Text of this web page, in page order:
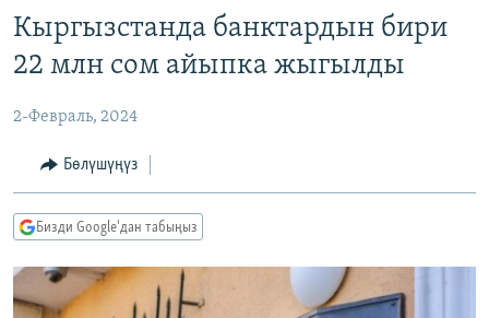
Издөөгө
салыңызКЫРГЫЗСТАН
ЭКОНОМИКА
МАДАНИЯТ
ДҮЙНӨ
БОРБОР АЗИЯ
АТАЙЫН ИЛИКТӨӨ
ТВ ПРОГРАММАЛАР
ЭКСПЕРТТЕР ТАЛДАЙТ
БИЗ ЖАНА ДҮЙНӨ
ӨЗГӨЧӨ ПИКИР
Русский
Кыргызстанда банктардын бири
22 млн сом айыпка жыгылды
2-Февраль, 2024
Бөлүшүңүз
Бизди Google'дан табыңыз